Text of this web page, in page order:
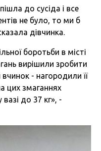
до сусіда і все
не було, то ми б
дівчинка.
боротьби в місті
вирішили зробити
- нагородили її
цих змаганнях
до 37 кг», -